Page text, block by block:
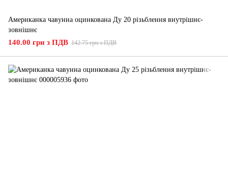
Американка чавунна оцинкована Ду 20 різьблення внутрішнє-
зовнішнє
140.00 грн з ПДВ 142.75 грн з ПДВ